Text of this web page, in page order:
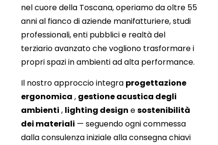
nel cuore della Toscana, operiamo da oltre 55
anni al fianco di aziende manifatturiere, studi
professionali, enti pubblici e realtà del
terziario avanzato che vogliono trasformare i
propri spazi in ambienti ad alta performance.
Il nostro approccio integra progettazione
ergonomica , gestione acustica degli
ambienti , lighting design esostenibilità
dei materiali — seguendo ogni commessa
dalla consulenza iniziale alla consegna chiavi